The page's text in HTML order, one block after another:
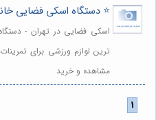
⭐️ دستگاه اسکی فضایی
اسکی فضایی در تهران -
ترین لوازم ورزشی برای
مشاهده و خرید